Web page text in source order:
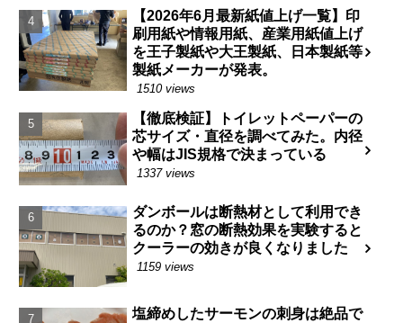
【2026年6月最新紙値上げ一覧】印
刷用紙や情報用紙、産業用紙値上げ
を王子製紙や大王製紙、日本製紙等
製紙メーカーが発表。
1510 views
【徹底検証】トイレットペーパーの
芯サイズ・直径を調べてみた。内径
や幅はJIS規格で決まっている
1337 views
ダンボールは断熱材として利用でき
るのか？窓の断熱効果を実験すると
クーラーの効きが良くなりました
1159 views
塩締めしたサーモンの刺身は絶品で